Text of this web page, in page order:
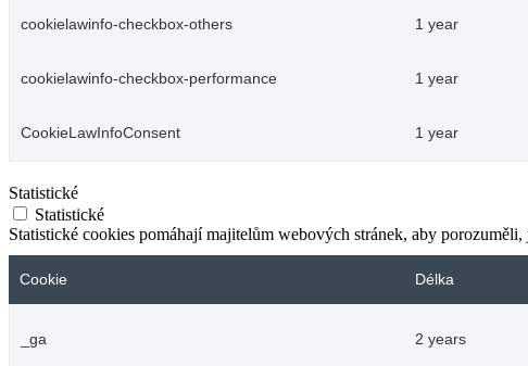
cookielawinfo-checkbox-others 1 year
cookielawinfo-checkbox-performance 1 year
CookieLawInfoConsent 1 year
Statistické
Statistické
Statistické cookies pomáhají majitelům webových stránek, aby
Cookie Délka
_ga 2 years